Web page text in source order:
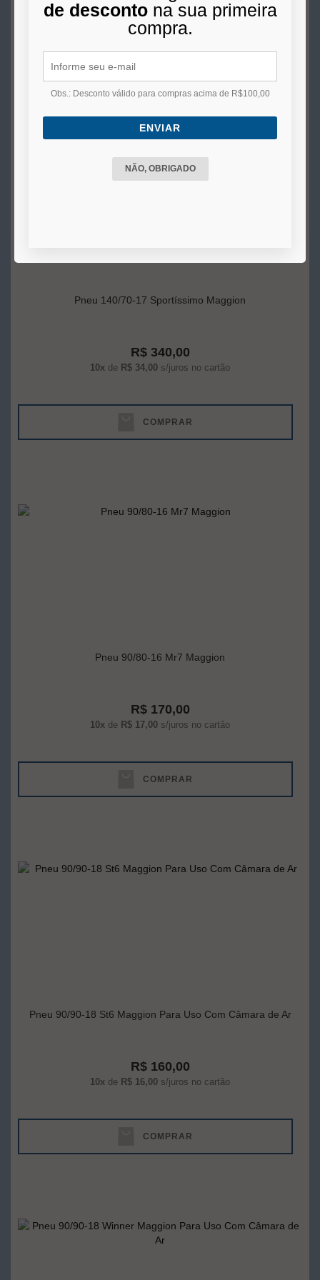
10xde R$ 25,00s/juros no cartão
Pneu 140/70-17 Sportíssimo Maggion
R$ 340,00
10x de R$ 34,00 s/juros no cartão
COMPRAR
Pneu 90/80-16 Mr7 Maggion
R$ 170,00
10x de R$ 17,00 s/juros no cartão
COMPRAR
Pneu 90/90-18 St6 Maggion Para Uso Com Câmara de Ar
R$ 160,00
10x de R$ 16,00 s/juros no cartão
COMPRAR
de descontona sua primeira
compra.
Obs.: Desconto válido para compras acima de R$100,00
ENVIAR
NÃO, OBRIGADO